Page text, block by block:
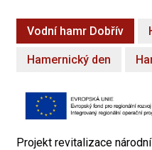
Vodní hamr Dobřív
Hamernický den
Projekt revitalizace